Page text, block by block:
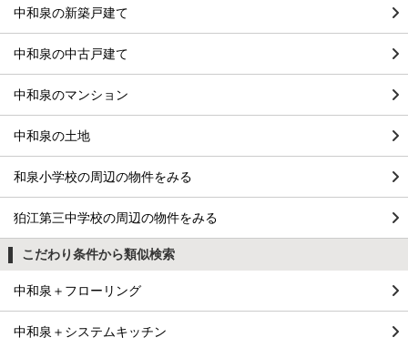
中和泉の新築戸建て
中和泉の中古戸建て
中和泉のマンション
中和泉の土地
和泉小学校の周辺の物件をみる
狛江第三中学校の周辺の物件をみる
こだわり条件から類似検索
中和泉＋フローリング
中和泉＋システムキッチン